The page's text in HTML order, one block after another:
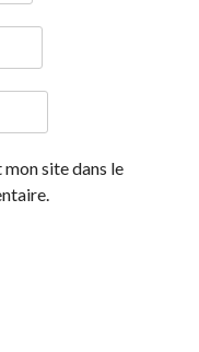
site dans le